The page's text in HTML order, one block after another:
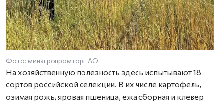
Фото: минагропромторг АО
На хозяйственную полезность здесь испытывают 18
сортов российской селекции. В их числе картофель,
озимая рожь, яровая пшеница, ежа сборная и клевер